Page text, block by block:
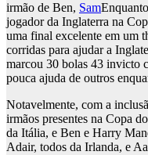
irmão de Ben, Sam
jogador da Inglaterra na
uma final excelente em um
corridas para ajudar a
marcou 30 bolas 43 invicto
pouca ajuda de outros
Notavelmente, com a
irmãos presentes na Copa
da Itália, e Ben e Harry
Adair, todos da Irlanda, e